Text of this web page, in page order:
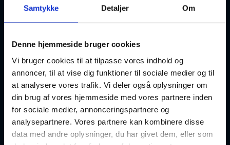
Samtykke Detaljer Om
Denne hjemmeside bruger cookies
Vi bruger cookies til at tilpasse vores indhold og
annoncer, til at vise dig funktioner til sociale medier og til
at analysere vores trafik. Vi deler også oplysninger om
din brug af vores hjemmeside med vores partnere inden
for sociale medier, annonceringspartnere og
analysepartnere. Vores partnere kan kombinere disse
data med andre oplysninger, du har givet dem, eller som
Skaftevævning
01-09-2026
Herning Optager løbende